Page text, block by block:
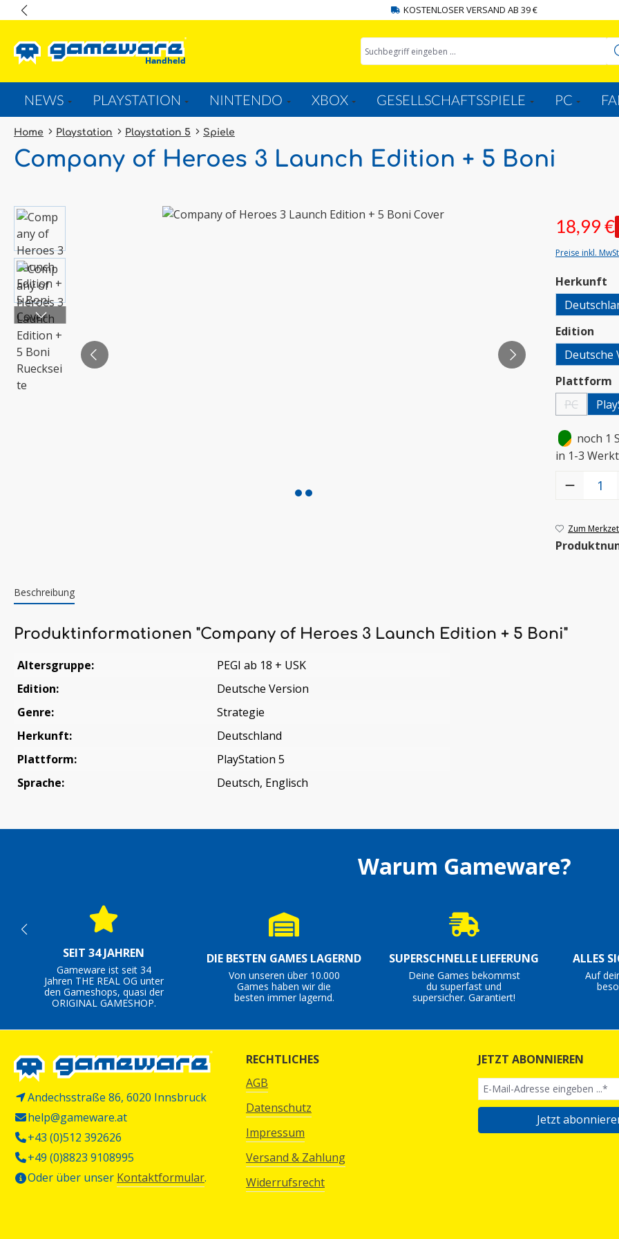
KOSTENLOSER VERSAND AB 39 €
NEWS PLAYSTATION NINTENDO XBOX GESELLSCHAFTSSPIELE PC
Home Playstation Playstation 5 Spiele
Company of Heroes 3 Launch Edition + 5 Boni
Bildergalerie überspringen
18,99 €
Preise inkl.
Herkunft
Edition
Deutsche
Plattform
PC(Diese
noch 1
in 1-3
Produkt
Zum
Beschreibung
Produktinformationen "Company of Heroes 3 Launch Edition + 5 Boni"
Altersgruppe:
PEGI ab 18 + USK
Edition:
Deutsche Version
Genre:
Strategie
Herkunft:
Deutschland
Plattform:
PlayStation 5
Sprache:
Deutsch, Englisch
Warum Gameware?
SEIT 34 JAHREN
Gameware ist seit 34
Jahren THE REAL OG unter
den Gameshops, quasi der
ORIGINAL GAMESHOP.
DIE BESTEN GAMES LAGERND
Von unseren über 10.000
Games haben wir die
besten immer lagernd.
SUPERSCHNELLE LIEFERUNG
Deine Games bekommst
du superfast und
supersicher. Garantiert!
ALLES
Auf
Andechsstraße 86, 6020 Innsbruck
help@gameware.at
+43 (0)512 392626
+49 (0)8823 9108995
Oder über unser Kontaktformular.
RECHTLICHES
AGB
Datenschutz
Impressum
Versand & Zahlung
Widerrufsrecht
JETZT ABONNIEREN
Jetzt